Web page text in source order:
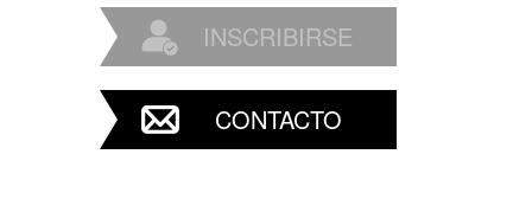
INSCRIBIRSE
CONTACTO